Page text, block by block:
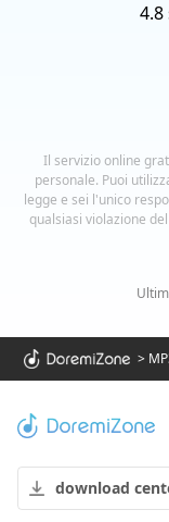
4.8
Il servizio online
personale. Puoi
legge e sei l'unico
qualsiasi violazione
>
download